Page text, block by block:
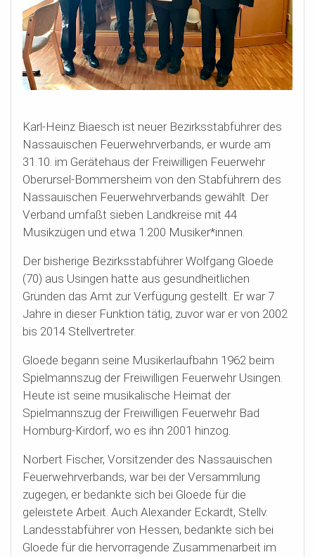
Karl-Heinz Biaesch ist neuer Bezirksstabführer des
Nassauischen Feuerwehrverbands, er wurde am
31.10. im Gerätehaus der Freiwilligen Feuerwehr
Oberursel-Bommersheim von den Stabführern des
Nassauischen Feuerwehrverbands gewählt. Der
Verband umfaßt sieben Landkreise mit 44
Musikzügen und etwa 1.200 Musiker*innen.
Der bisherige Bezirksstabführer Wolfgang Gloede
(70) aus Usingen hatte aus gesundheitlichen
Gründen das Amt zur Verfügung gestellt. Er war 7
Jahre in dieser Funktion tätig, zuvor war er von 2002
bis 2014 Stellvertreter.
Gloede begann seine Musikerlaufbahn 1962 beim
Spielmannszug der Freiwilligen Feuerwehr Usingen.
Heute ist seine musikalische Heimat der
Spielmannszug der Freiwilligen Feuerwehr Bad
Homburg-Kirdorf, wo es ihn 2001 hinzog.
Norbert Fischer, Vorsitzender des Nassauischen
Feuerwehrverbands, war bei der Versammlung
zugegen, er bedankte sich bei Gloede für die
geleistete Arbeit. Auch Alexander Eckardt, Stellv.
Landesstabführer von Hessen, bedankte sich bei
Gloede für die hervorragende Zusammenarbeit im